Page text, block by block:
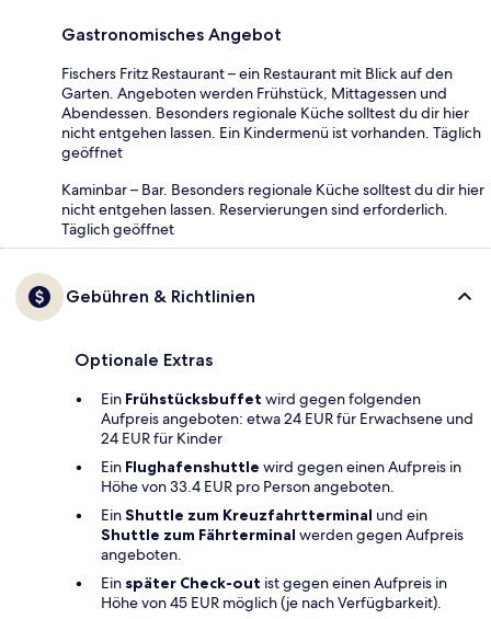
Gastronomisches Angebot
Fischers Fritz Restaurant – ein Restaurant mit Blick auf den
Garten. Angeboten werden Frühstück, Mittagessen und
Abendessen. Besonders regionale Küche solltest du dir hier
nicht entgehen lassen. Ein Kindermenü ist vorhanden. Täglich
geöffnet
Kaminbar – Bar. Besonders regionale Küche solltest du dir hier
nicht entgehen lassen. Reservierungen sind erforderlich.
Täglich geöffnet
Gebühren & Richtlinien
Optionale Extras
Ein Frühstücksbuffet wird gegen folgenden
Aufpreis angeboten: etwa 24 EUR für Erwachsene und
24 EUR für Kinder
Ein Flughafenshuttle wird gegen einen Aufpreis in
Höhe von 33.4 EUR pro Person angeboten.
EinShuttle zum Kreuzfahrtterminal und ein
Shuttle zum Fährterminal werden gegen Aufpreis
angeboten.
Ein später Check-out ist gegen einen Aufpreis in
Höhe von 45 EUR möglich (je nach Verfügbarkeit).